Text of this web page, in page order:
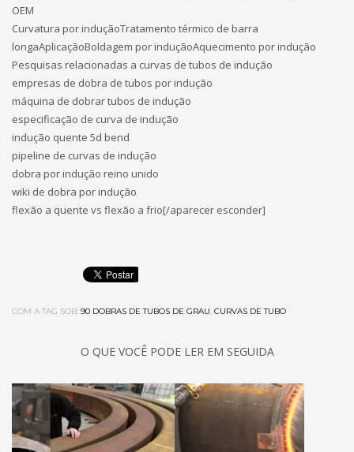
OEM
Curvatura por induçãoTratamento térmico de barra
longaAplicaçãoBoldagem por induçãoAquecimento por indução
Pesquisas relacionadas a curvas de tubos de indução
empresas de dobra de tubos por indução
máquina de dobrar tubos de indução
especificação de curva de indução
indução quente 5d bend
pipeline de curvas de indução
dobra por indução reino unido
wiki de dobra por indução
flexão a quente vs flexão a frio[/aparecer esconder]
COM A TAG SOB: 90 DOBRAS DE TUBOS DE GRAU, CURVAS DE TUBO
O QUE VOCÊ PODE LER EM SEGUIDA